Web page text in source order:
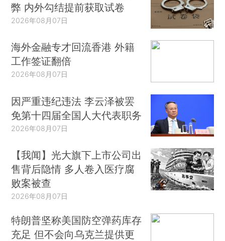
弊 内外勾结提前获取试卷
2026年08月07日
海外金融专才回流香港 外籍
工作签证翻倍
2026年08月07日
因严重违纪违法 李云泽被罢
免第十四届全国人大代表职务
2026年08月07日
【我闻】光大旗下上市公司出
售背后隐情 多人卷入医疗腐
败案被查
2026年08月07日
特朗普坚称美国防空弹药库存
充足 但不会向乌克兰提供更